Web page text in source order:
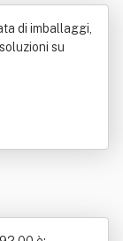
di imballaggi,
su